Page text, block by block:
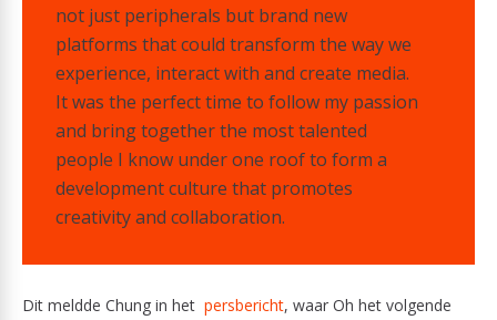
not just peripherals but brand new
platforms that could transform the way we
experience, interact with and create media.
It was the perfect time to follow my passion
and bring together the most talented
people I know under one roof to form a
development culture that promotes
creativity and collaboration.
Dit meldde Chung in het persbericht, waar Oh het volgende